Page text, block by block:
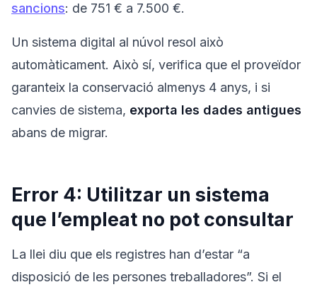
sancions: de 751 € a 7.500 €.
Un sistema digital al núvol resol això
automàticament. Això sí, verifica que el proveïdor
garanteix la conservació almenys 4 anys, i si
canvies de sistema, exporta les dades antigues
abans de migrar.
Error 4: Utilitzar un sistema
que l’empleat no pot consultar
La llei diu que els registres han d’estar “a
disposició de les persones treballadores”. Si el